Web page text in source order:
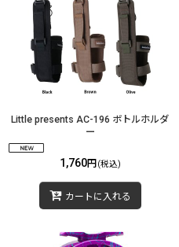
Little presents AC-196 ボトルホルダ
ー
1,760円 (税込)
カートに入れる